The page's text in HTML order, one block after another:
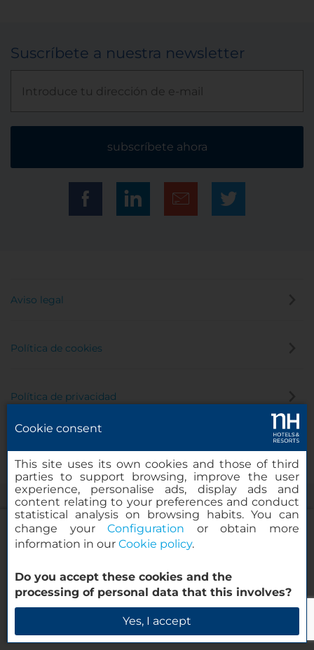
NH Collection Palacio de Burgos
Verificar disponibilidad
Suscríbete a nuestra newsletter
subscríbete ahora
Aviso legal
Política de cookies
Política de privacidad
© 2000-2026 MINOR HOTELS EUROPE & AMERICAS Santa Engracia,
120. 28003 Madrid, España
Cookie consent
This site uses its own cookies and those of third
parties to support browsing, improve the user
experience, personalise ads, display ads and
content relating to your preferences and conduct
statistical analysis on browsing habits. You can
change yourConfiguration or obtain more
information in our Cookie policy.
Do you accept these cookies and the
processing of personal data that this involves?
Yes, I accept